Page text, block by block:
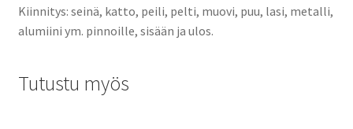
Kiinnitys: seinä, katto, peili, pelti, muovi, puu, lasi, metalli,
alumiini ym. pinnoille, sisään ja ulos.
Tutustu myös